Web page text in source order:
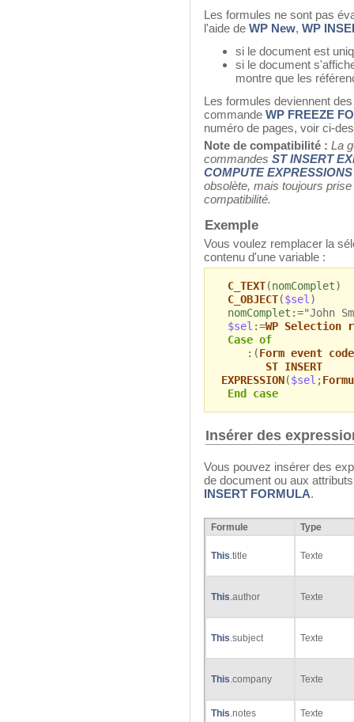
Les formules ne sont pas
l'aide de WP New, WP
si le document est
si le document
montre que les
Les formules deviennent
commande WP FREEZE
numéro de pages, voir ci-
Note de compatibilité : La
commandes ST INSERT
COMPUTE EXPRESSIONS
obsolète, mais toujours
compatibilité.
Exemple
Vous voulez remplacer la
contenu d'une variable :
C_TEXT(nomComplet)
C_OBJECT($sel)
nomComplet :="John
$sel :=WP Selection
Case of
:(Form event code
ST INSERT
EXPRESSION($sel ;
End case
Insérer des
Vous pouvez insérer des
de document ou aux
INSERT FORMULA.
Formule Type
This.title Texte
This.author Texte
This.subject Texte
This.company Texte
This.notes Texte